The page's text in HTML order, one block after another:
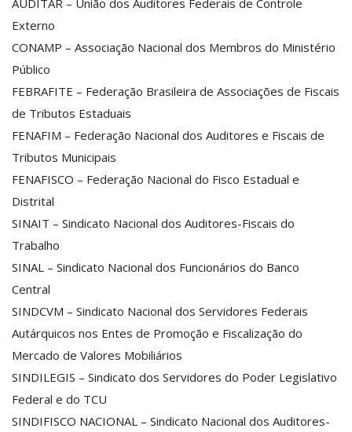
Externo
CONAMP – Associação Nacional dos Membros do Ministério
Público
FEBRAFITE – Federação Brasileira de Associações de Fiscais
de Tributos Estaduais
FENAFIM – Federação Nacional dos Auditores e Fiscais de
Tributos Municipais
FENAFISCO – Federação Nacional do Fisco Estadual e
Distrital
SINAIT – Sindicato Nacional dos Auditores-Fiscais do
Trabalho
SINAL – Sindicato Nacional dos Funcionários do Banco
Central
SINDCVM – Sindicato Nacional dos Servidores Federais
Autárquicos nos Entes de Promoção e Fiscalização do
Mercado de Valores Mobiliários
SINDILEGIS – Sindicato dos Servidores do Poder Legislativo
Federal e do TCU
SINDIFISCO NACIONAL – Sindicato Nacional dos Auditores-